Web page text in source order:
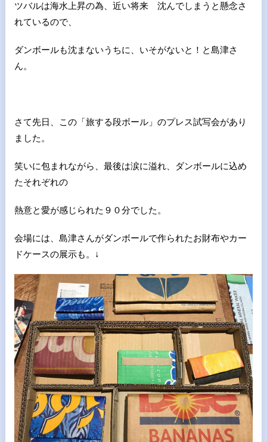
ツバルは海水上昇の為、近い将来 沈んでしまうと懸念さ
れているので、
ダンボールも沈まないうちに、いそがないと！と島津さ
ん。
さて先日、この「旅する段ボール」のプレス試写会があり
ました。
笑いに包まれながら、最後は涙に溢れ、ダンボールに込め
たそれぞれの
熱意と愛が感じられた９０分でした。
会場には、島津さんがダンボールで作られたお財布やカー
ドケースの展示も。↓